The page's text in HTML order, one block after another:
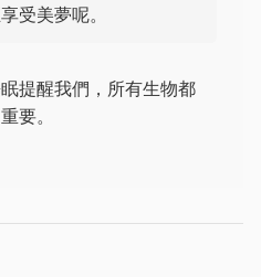
受美夢呢。
提醒我們，所有生物都
要。